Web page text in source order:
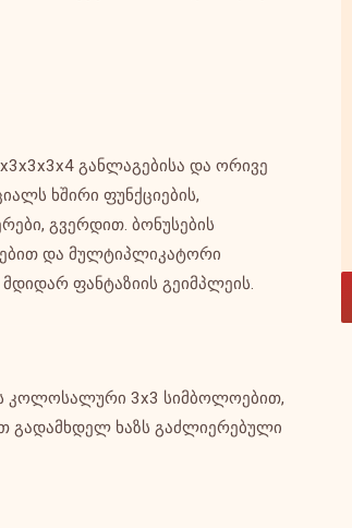
განლაგებისა და ორივე
ხშირი ფუნქციების,
გვერდით. ბონუსების
და მულტიპლიკატორი
ფანტაზიის გეიმპლეის.
კოლოსალური 3x3 სიმბოლოებით,
გადამხდელ ხაზს გაძლიერებული